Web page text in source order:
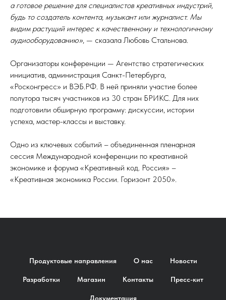
а готовое решение для специалистов креативных индустрий,
будь то создатель контента, музыкант или журналист. Мы
видим растущий интерес к качественному и технологичному
аудиооборудованию», — сказала Любовь Стальнова.
Организаторы конференции — Агентство стратегических
инициатив, администрация Санкт-Петербурга,
«Росконгресс» и ВЭБ.РФ. В ней приняли участие более
полутора тысяч участников из 30 стран БРИКС. Для них
подготовили обширную программу: дискуссии, истории
успеха, мастер-классы и выставку.
Одно из ключевых событий – объединенная пленарная
сессия Международной конференции по креативной
экономике и форума «Креативный код. Россия» –
«Креативная экономика России. Горизонт 2050».
Продуктовые направления О нас Новости
Разработки Магазин Контакты Пресс-кит
Документация